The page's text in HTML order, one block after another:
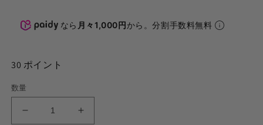
格
なら 月々1,000円から。分割手数料無料
30 ポイント
数量
Weedyyz®︎
Weedyyz®︎